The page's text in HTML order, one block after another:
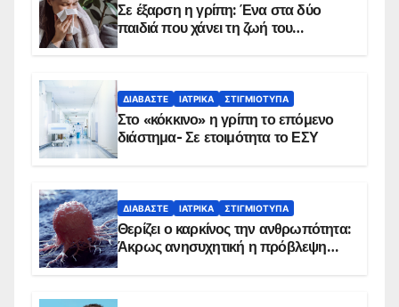
Σε έξαρση η γρίπη: Ένα στα δύο
παιδιά που χάνει τη ζωή του
ΔΙΑΒΆΣΤΕ ΙΑΤΡΙΚΆ ΣΤΙΓΜΙΌΤΥΠΑ
Στο «κόκκινο» η γρίπη το επόμενο
διάστημα- Σε ετοιμότητα το ΕΣΥ
ΔΙΑΒΆΣΤΕ ΙΑΤΡΙΚΆ ΣΤΙΓΜΙΌΤΥΠΑ
Θερίζει ο καρκίνος την ανθρωπότητα:
Άκρως ανησυχητική η πρόβλεψη…